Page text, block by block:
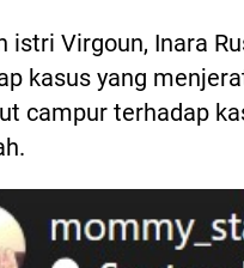
istri Virgoun, Inara
kasus yang
campur terhadap